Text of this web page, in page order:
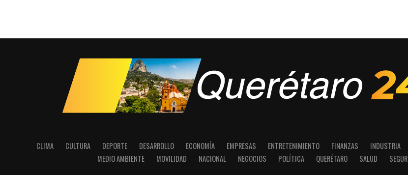
CLIMA CULTURA DEPORTE DESARROLLO ECONOMÍA EMPRESAS ENTRETENIMIENTO FINANZAS INDUSTRIA
MEDIO AMBIENTE
MOVILIDAD NACIONAL NEGOCIOS POLÍTICA QUERÉTARO SALUD